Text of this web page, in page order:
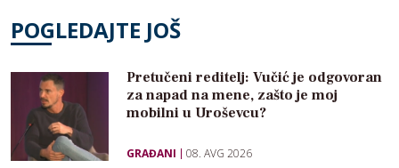
POGLEDAJTE JOŠ
Pretučeni reditelj: Vučić je odgovoran
za napad na mene, zašto je moj
mobilni u Uroševcu?
GRAĐANI 08. AVG 2026